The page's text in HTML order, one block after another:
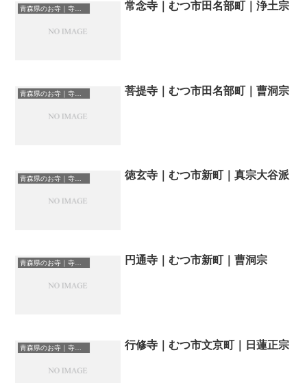
青森県のお寺｜寺院一覧 常念寺｜むつ市田名部町｜浄土宗
青森県のお寺｜寺院一覧 菩提寺｜むつ市田名部町｜曹洞宗
青森県のお寺｜寺院一覧 徳玄寺｜むつ市新町｜真宗大谷派
青森県のお寺｜寺院一覧 円通寺｜むつ市新町｜曹洞宗
青森県のお寺｜寺院一覧 行修寺｜むつ市文京町｜日蓮正宗